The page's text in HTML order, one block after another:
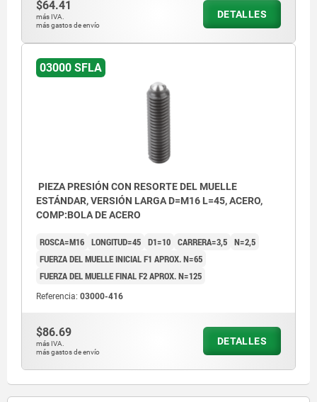
$64.41
más IVA.
más gastos de envío
DETALLES
03000 SFLA
PIEZA PRESIÓN CON RESORTE DEL MUELLE
ESTÁNDAR, VERSIÓN LARGA D=M16 L=45, ACERO,
COMP:BOLA DE ACERO
ROSCA=M16 LONGITUD=45 D1=10 CARRERA=3,5 N=2,5
FUERZA DEL MUELLE INICIAL F1 APROX. N=65
FUERZA DEL MUELLE FINAL F2 APROX. N=125
Referencia: 03000-416
$86.69
más IVA.
más gastos de envío
DETALLES